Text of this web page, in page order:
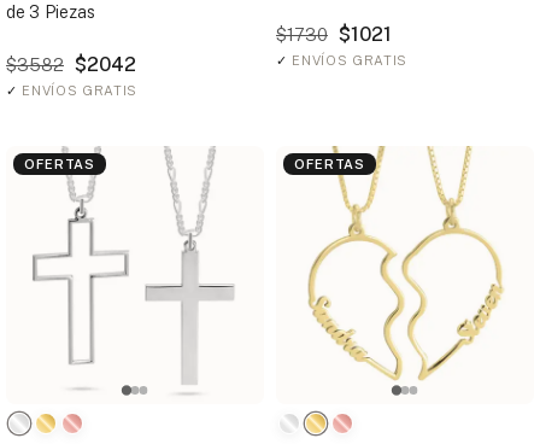
de 3 Piezas
$3582 $2042
✓ ENVÍOS GRATIS
$1730 $1021
✓ ENVÍOS GRATIS
OFERTAS OFERTAS